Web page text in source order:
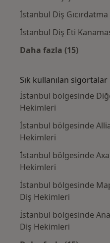
İstanbul Diş Gıcırdatma
İstanbul Diş Eti
Daha fazla (15)
Sık kullanılan sigortalar
İstanbul bölgesinde
Hekimleri
İstanbul bölgesinde
Hekimleri
İstanbul bölgesinde
Hekimleri
İstanbul bölgesinde
Diş Hekimleri
İstanbul bölgesinde
Diş Hekimleri